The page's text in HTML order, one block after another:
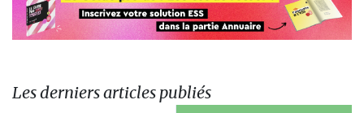
Les derniers articles publiés